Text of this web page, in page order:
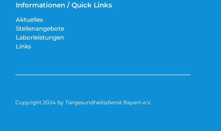
Informationen / Quick Links
Aktuelles
Stellenangebote
Laborleistungen
Links
Copyright 2024 by Tiergesundheitsdienst Bayern e.V.